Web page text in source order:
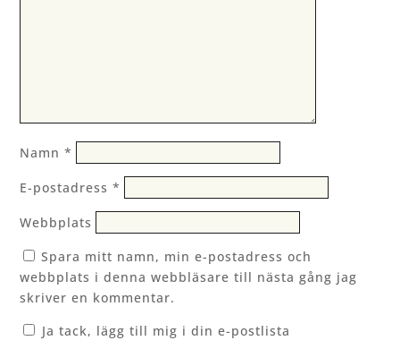
Namn*
E-postadress*
Webbplats
Spara mitt namn, min e-postadress och
webbplats i denna webbläsare till nästa gång jag
skriver en kommentar.
Ja tack, lägg till mig i din e-postlista